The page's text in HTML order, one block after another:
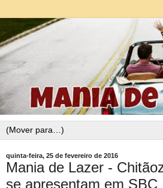
quinta-feira, 25 de fevereiro de 2016
Mania de Lazer -
se apresentam em SBC